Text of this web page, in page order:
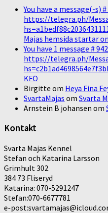
You have a message(-s) #
https://telegra.ph/
Majas hemsida startar
You have 1 message #
https://telegra.ph/
KFÖ
Birgitte om Heya Fina
SvartaMajas om Svarta
Arnstein B johansen om
Kontakt
Svarta Majas Kennel
Stefan och Katarina Larsson
Grimhult 302
384 73 Fliseryd
Katarina: 070-5291247
Stefan:070-6677781
e-